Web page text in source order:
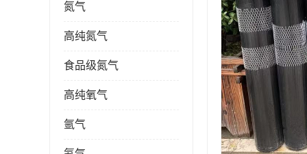
氮气
高纯氮气
食品级氮气
高纯氧气
氩气